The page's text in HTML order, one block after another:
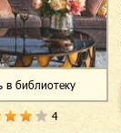
в библиотеку
4